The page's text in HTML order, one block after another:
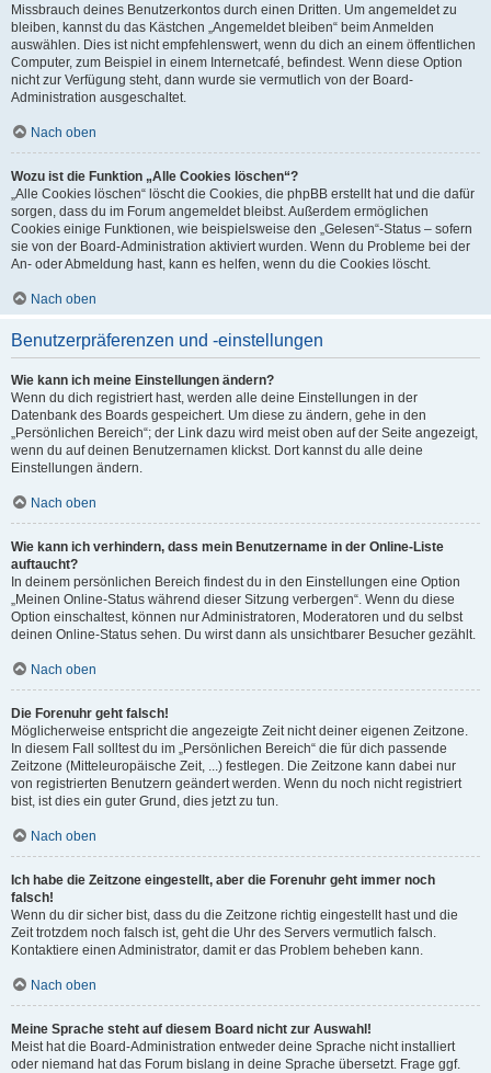
Missbrauch deines Benutzerkontos durch einen Dritten. Um angemeldet zu
bleiben, kannst du das Kästchen „Angemeldet bleiben“ beim Anmelden
auswählen. Dies ist nicht empfehlenswert, wenn du dich an einem öffentlichen
Computer, zum Beispiel in einem Internetcafé, befindest. Wenn diese Option
nicht zur Verfügung steht, dann wurde sie vermutlich von der Board-
Administration ausgeschaltet.
Nach oben
Wozu ist die Funktion „Alle Cookies löschen“?
„Alle Cookies löschen“ löscht die Cookies, die phpBB erstellt hat und die dafür
sorgen, dass du im Forum angemeldet bleibst. Außerdem ermöglichen
Cookies einige Funktionen, wie beispielsweise den „Gelesen“-Status – sofern
sie von der Board-Administration aktiviert wurden. Wenn du Probleme bei der
An- oder Abmeldung hast, kann es helfen, wenn du die Cookies löscht.
Nach oben
Benutzerpräferenzen und -einstellungen
Wie kann ich meine Einstellungen ändern?
Wenn du dich registriert hast, werden alle deine Einstellungen in der
Datenbank des Boards gespeichert. Um diese zu ändern, gehe in den
„Persönlichen Bereich“; der Link dazu wird meist oben auf der Seite angezeigt,
wenn du auf deinen Benutzernamen klickst. Dort kannst du alle deine
Einstellungen ändern.
Nach oben
Wie kann ich verhindern, dass mein Benutzername in der Online-Liste
auftaucht?
In deinem persönlichen Bereich findest du in den Einstellungen eine Option
„Meinen Online-Status während dieser Sitzung verbergen“. Wenn du diese
Option einschaltest, können nur Administratoren, Moderatoren und du selbst
deinen Online-Status sehen. Du wirst dann als unsichtbarer Besucher gezählt.
Nach oben
Die Forenuhr geht falsch!
Möglicherweise entspricht die angezeigte Zeit nicht deiner eigenen Zeitzone.
In diesem Fall solltest du im „Persönlichen Bereich“ die für dich passende
Zeitzone (Mitteleuropäische Zeit, ...) festlegen. Die Zeitzone kann dabei nur
von registrierten Benutzern geändert werden. Wenn du noch nicht registriert
bist, ist dies ein guter Grund, dies jetzt zu tun.
Nach oben
Ich habe die Zeitzone eingestellt, aber die Forenuhr geht immer noch
falsch!
Wenn du dir sicher bist, dass du die Zeitzone richtig eingestellt hast und die
Zeit trotzdem noch falsch ist, geht die Uhr des Servers vermutlich falsch.
Kontaktiere einen Administrator, damit er das Problem beheben kann.
Nach oben
Meine Sprache steht auf diesem Board nicht zur Auswahl!
Meist hat die Board-Administration entweder deine Sprache nicht installiert
oder niemand hat das Forum bislang in deine Sprache übersetzt. Frage ggf.